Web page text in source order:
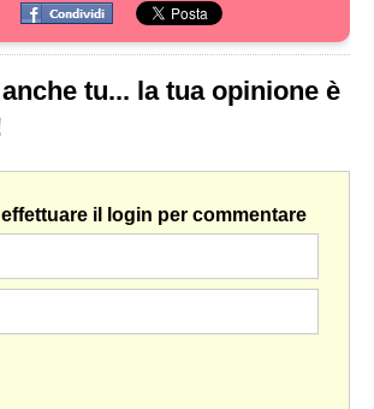
tu... la tua opinione è
il login per commentare